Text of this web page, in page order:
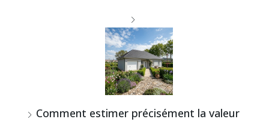
Comment estimer précisément la valeur